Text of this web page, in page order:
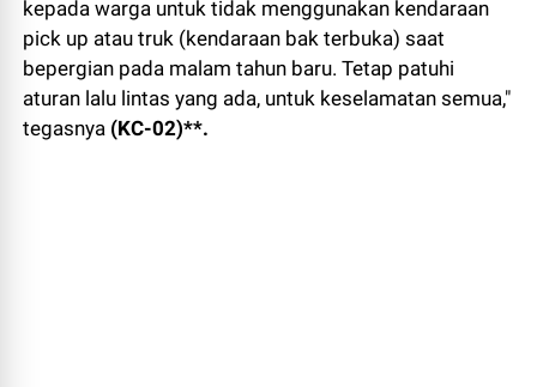
kepada warga untuk tidak menggunakan kendaraan
pick up atau truk (kendaraan bak terbuka) saat
bepergian pada malam tahun baru. Tetap patuhi
aturan lalu lintas yang ada, untuk keselamatan semua,"
tegasnya (KC-02)**.